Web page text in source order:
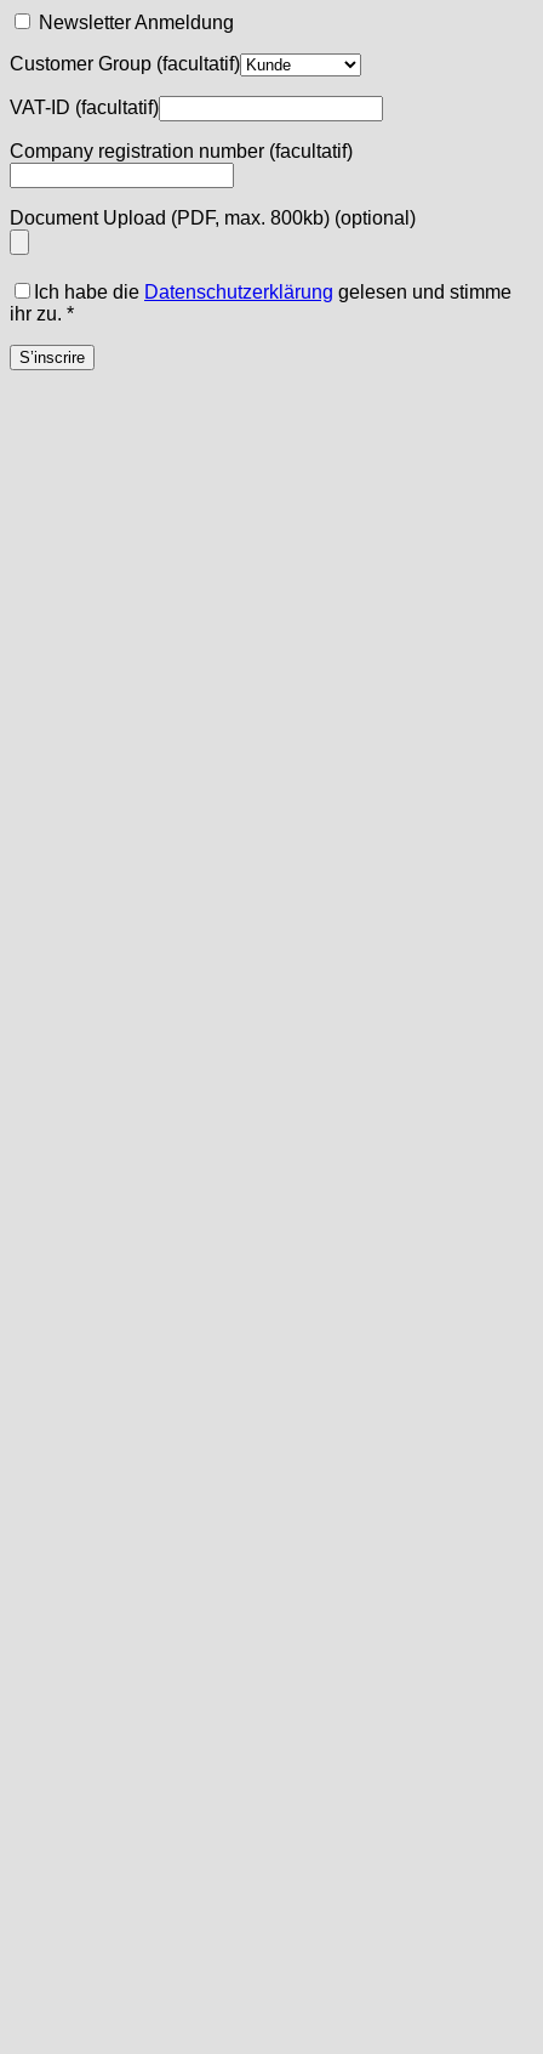
Newsletter Anmeldung
Customer Group (facultatif)
VAT-ID (facultatif)
Company registration number (facultatif)
Document Upload (PDF, max. 800kb) (optional)
Ich habe die Datenschutzerklärung gelesen und stimme
ihr zu. *
S’inscrire